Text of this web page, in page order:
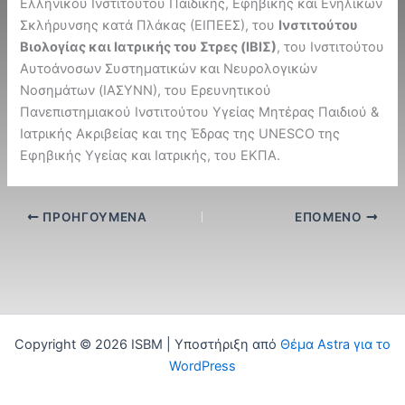
Ελληνικού Ινστιτούτου Παιδικής, Εφηβικής και Ενηλίκων
Σκλήρυνσης κατά Πλάκας (ΕΙΠΕΕΣ), του Ινστιτούτου
Βιολογίας και Ιατρικής του Στρες (ΙΒΙΣ), του Ινστιτούτου
Αυτοάνοσων Συστηματικών και Νευρολογικών
Νοσημάτων (ΙΑΣΥΝΝ), του Ερευνητικού
Πανεπιστημιακού Ινστιτούτου Υγείας Μητέρας Παιδιού &
Ιατρικής Ακριβείας και της Έδρας της UNESCO της
Εφηβικής Υγείας και Ιατρικής, του ΕΚΠΑ.
ΠΡΟΗΓΟΎΜΕΝΑ ΕΠΌΜΕΝΟ
Copyright © 2026 ISBM | Υποστήριξη από Θέμα Astra για το
WordPress